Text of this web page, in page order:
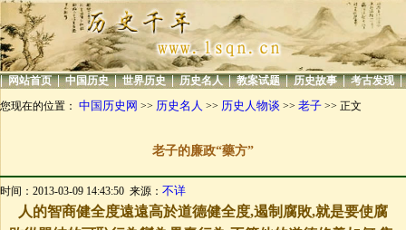
| 网站首页 | 中国历史 | 世界历史 | 历史名人 | 教案试题 | 历史故事 | 考古发现 |
您现在的位置： 中国历史网 >> 历史名人 >> 历史人物谈 >> 老子 >> 正文
老子的廉政“藥方”
时间：2013-03-09 14:43:50 来源： 不详
人的智商健全度遠遠高於道德健全度,遏制腐敗,就是要使腐